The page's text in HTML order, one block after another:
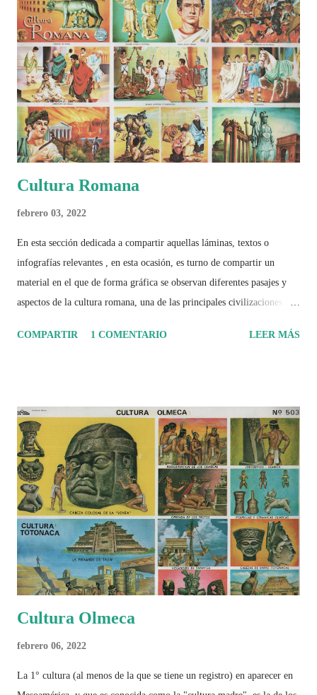
busca decir únicamente quién ganó o quién perdió. Busca responder si
este Mundial marcó un antes y un después en la forma de entender el
deporte, la identidad nacional, la globalización, la comercialización y
el papel del fútbol como reflejo de nuestras sociedades . Son 230
páginas de análisis, ilustraciones originales y ...
Cultura Romana
febrero 03, 2022
En esta sección dedicada a compartir aquellas láminas, textos o
infografías relevantes , en esta ocasión, es turno de compartir un
material en el que de forma gráfica se observan diferentes pasajes y
aspectos de la cultura romana, una de las principales civilizaciones que
COMPARTIR
1 COMENTARIO LEER MÁS
Cultura Olmeca
febrero 06, 2022
La 1° cultura (al menos de la que se tiene un registro) en aparecer en